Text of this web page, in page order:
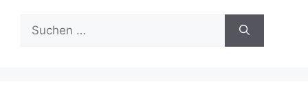
nach: